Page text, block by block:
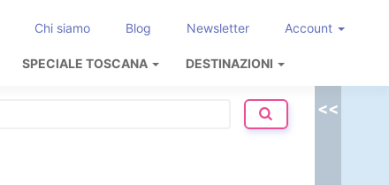
Chi siamo Blog Newsletter Account
SPECIALE TOSCANA DESTINAZIONI
<<